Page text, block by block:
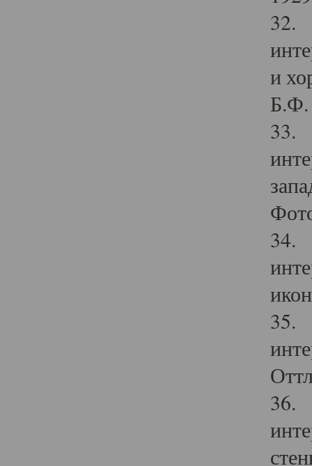
32.
и
Б.Ф.
33.
34.
35.
36.